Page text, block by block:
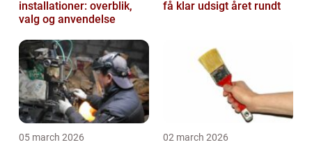
installationer: overblik,
valg og anvendelse
få klar udsigt året rundt
05 march 2026 02 march 2026